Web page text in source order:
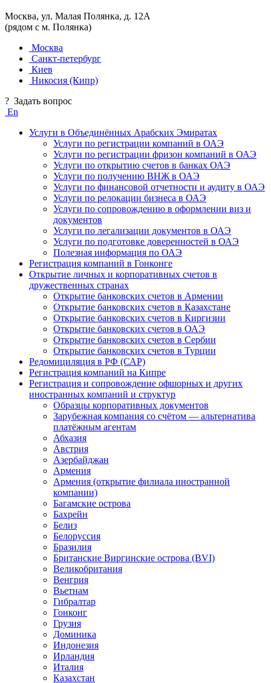
Москва, ул. Малая Полянка, д. 12А
(рядом с м. Полянка)
Москва
Санкт-петербург
Киев
Никосия (Кипр)
? Задать вопрос
En
Услуги в Объединённых Арабских Эмиратах
Услуги по регистрации компаний в ОАЭ
Услуги по регистрации фризон компаний в ОАЭ
Услуги по открытию счетов в банках ОАЭ
Услуги по получению ВНЖ в ОАЭ
Услуги по финансовой отчетности и аудиту в ОАЭ
Услуги по релокации бизнеса в ОАЭ
Услуги по сопровождению в оформлении виз и
документов
Услуги по легализации документов в ОАЭ
Услуги по подготовке доверенностей в ОАЭ
Полезная информация по ОАЭ
Регистрация компаний в Гонконге
Открытие личных и корпоративных счетов в
дружественных странах
Открытие банковских счетов в Армении
Открытие банковских счетов в Казахстане
Открытие банковских счетов в Киргизии
Открытие банковских счетов в ОАЭ
Открытие банковских счетов в Сербии
Открытие банковских счетов в Турции
Редомициляция в РФ (САР)
Регистрация компаний на Кипре
Регистрация и сопровождение офшорных и других
иностранных компаний и структур
Образцы корпоративных документов
Зарубежная компания со счётом — альтернатива
платёжным агентам
Абхазия
Австрия
Азербайджан
Армения
Армения (открытие филиала иностранной
компании)
Багамские острова
Бахрейн
Белиз
Белоруссия
Бразилия
Британские Виргинские острова (BVI)
Великобритания
Венгрия
Вьетнам
Гибралтар
Гонконг
Грузия
Доминика
Индонезия
Ирландия
Италия
Казахстан